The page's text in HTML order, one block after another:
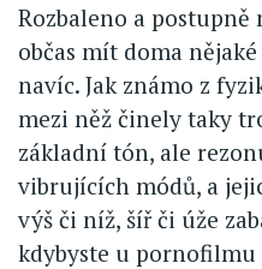
Rozbaleno a postupně
občas mít doma
navíc. Jak známo z
mezi něž činely taky
základní tón, ale
vibrujících módů, a
výš či níž, šíř či úže
kdybyste u